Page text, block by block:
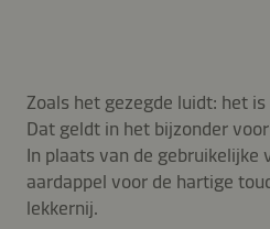
Zoals het gezegde luidt: het
Dat geldt in het bijzonder
In plaats van de gebruikelijke
aardappel voor de hartige
lekkernij.